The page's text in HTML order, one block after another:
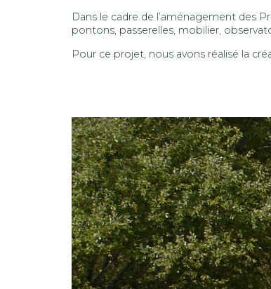
Dans le cadre de l’aménagement des
pontons, passerelles, mobilier,
Pour ce projet, nous avons réalisé la